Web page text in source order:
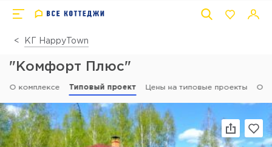
КГ HappyTown
"Комфорт Плюс"
О комплексе Типовый проект Цены на типовые проекты